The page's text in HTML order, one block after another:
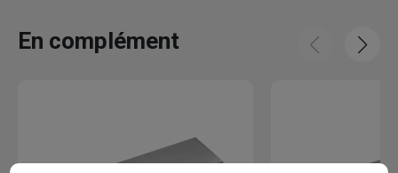
En complément